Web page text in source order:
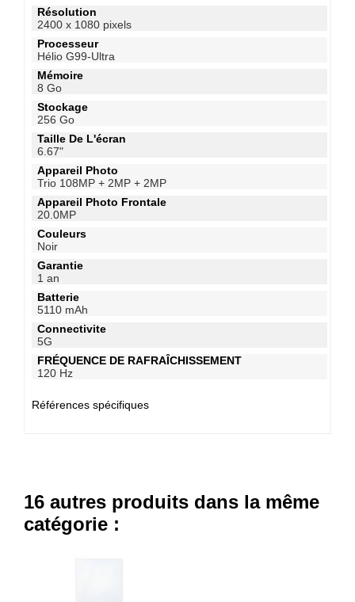
Résolution
2400 x 1080 pixels
Processeur
Hélio G99-Ultra
Mémoire
8 Go
Stockage
256 Go
Taille De L'écran
6.67"
Appareil Photo
Trio 108MP + 2MP + 2MP
Appareil Photo Frontale
20.0MP
Couleurs
Noir
Garantie
1 an
Batterie
5110 mAh
Connectivite
5G
FRÉQUENCE DE RAFRAÎCHISSEMENT
120 Hz
Références spécifiques
16 autres produits dans la même
catégorie :